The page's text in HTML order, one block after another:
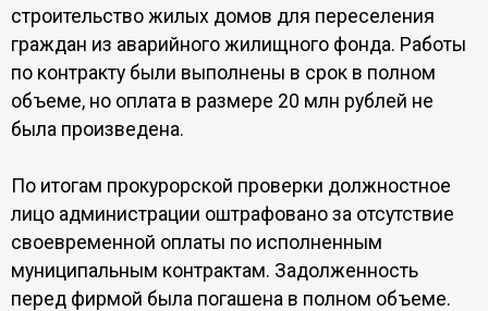
строительство жилых домов для переселения
граждан из аварийного жилищного фонда. Работы
по контракту были выполнены в срок в полном
объеме, но оплата в размере 20 млн рублей не
была произведена.
По итогам прокурорской проверки должностное
лицо администрации оштрафовано за отсутствие
своевременной оплаты по исполненным
муниципальным контрактам. Задолженность
перед фирмой была погашена в полном объеме.